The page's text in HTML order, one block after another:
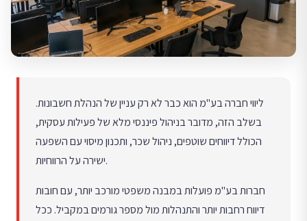
ליווי חברה בע"מ הוא כבר לא רק עניין של הנהלת חשבונות.
בשלב הזה, מדובר בניהול פיננסי מלא של פעילות עסקית,
הכולל דיווחים שוטפים, ניהול שכר, ותכנון מיסוי עם השפעה
ישירה על הרווחיות.
חברות בע"מ פועלות במבנה משפטי מורכב יותר, עם חובות
דיווח רחבות יותר והתנהלות מול מספר גורמים במקביל. ככל